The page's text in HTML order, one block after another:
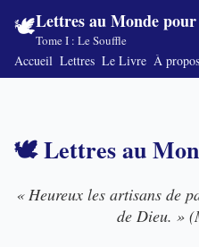
🕊️Lettres au Monde
Tome I : Le Souffle
Accueil Lettres Le Livre À propos
🕊️ Lettres au
« Heureux les artisans de
de Dieu. »